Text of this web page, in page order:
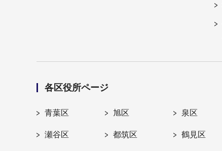
各区役所ページ
青葉区 旭区 泉区
瀬谷区 都筑区 鶴見区